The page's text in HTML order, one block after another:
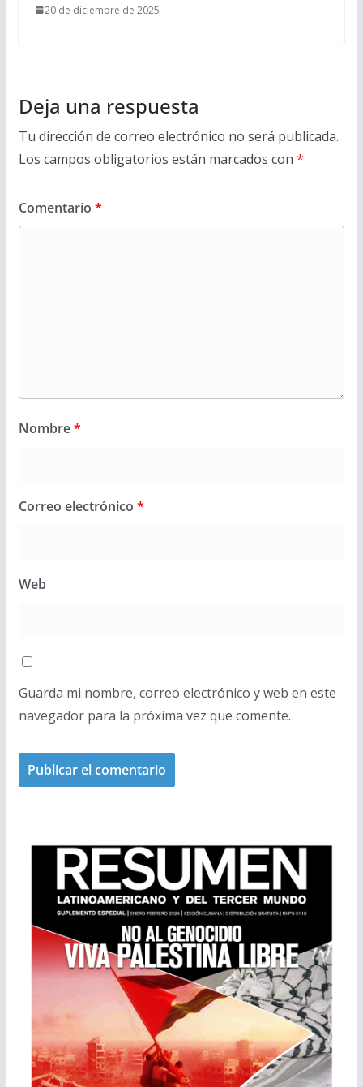
20 de diciembre de 2025
Deja una respuesta
Tu dirección de correo electrónico no será publicada.
Los campos obligatorios están marcados con *
Comentario *
Nombre*
Correo electrónico *
Web
Guarda mi nombre, correo electrónico y web en este
navegador para la próxima vez que comente.